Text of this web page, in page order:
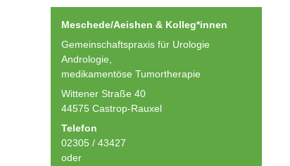
Meschede/Aeishen & Kolleg*innen
Gemeinschaftspraxis für Urologie
Andrologie,
medikamentöse Tumortherapie
Wittener Straße 40
44575 Castrop-Rauxel
Telefon
02305 / 43427
oder